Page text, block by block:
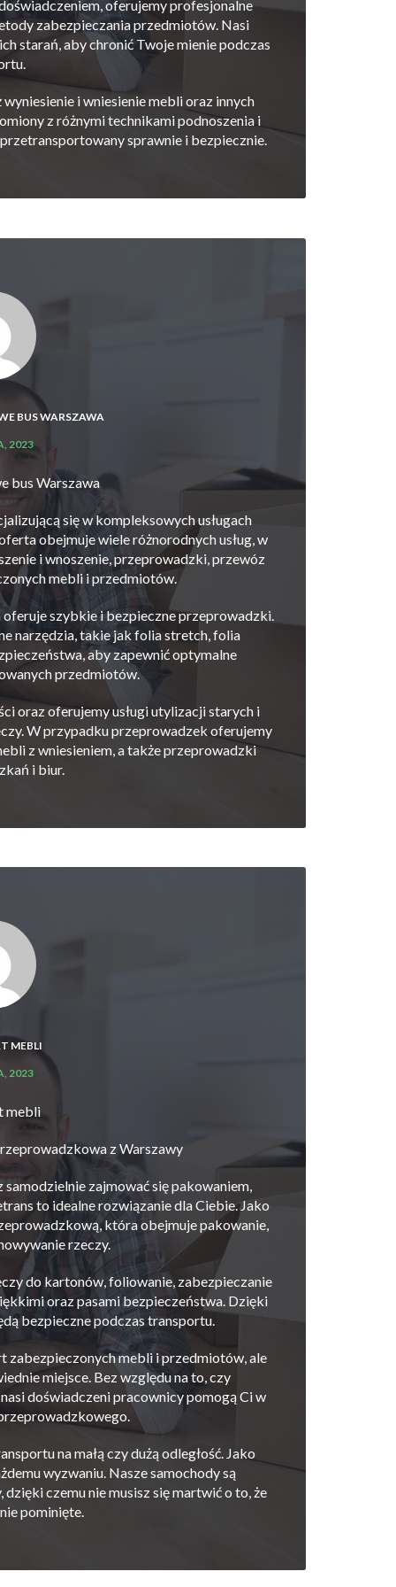
oferujemy profesjonalne
zabezpieczania przedmiotów. Nasi
starań, aby chronić Twoje mienie podczas
i wniesienie mebli oraz innych
z różnymi technikami podnoszenia i
sprawnie i bezpiecznie.
BUS WARSZAWA
2023
bus Warszawa
się w kompleksowych usługach
obejmuje wiele różnorodnych usług, w
i wnoszenie, przeprowadzki, przewóz
mebli i przedmiotów.
szybkie i bezpieczne przeprowadzki.
narzędzia, takie jak folia stretch, folia
aby zapewnić optymalne
przedmiotów.
oraz oferujemy usługi utylizacji starych i
W przypadku przeprowadzek oferujemy
z wniesieniem, a także przeprowadzki
i biur.
MEBLI
2023
mebli
z Warszawy
samodzielnie zajmować się pakowaniem,
to idealne rozwiązanie dla Ciebie. Jako
która obejmuje pakowanie,
rzeczy.
do kartonów, foliowanie, zabezpieczanie
oraz pasami bezpieczeństwa. Dzięki
bezpieczne podczas transportu.
zabezpieczonych mebli i przedmiotów, ale
miejsce. Bez względu na to, czy
doświadczeni pracownicy pomogą Ci w
na małą czy dużą odległość. Jako
wyzwaniu. Nasze samochody są
czemu nie musisz się martwić o to, że
pominięte.
profesjonalnie, z